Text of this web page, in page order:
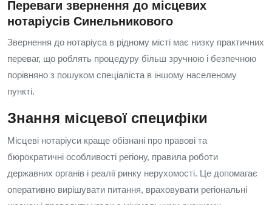
Переваги звернення до місцевих
нотаріусів Синельникового
Звернення до нотаріуса в рідному місті має низку практичних
переваг, що роблять процедуру більш зручною і безпечною
порівняно з пошуком спеціаліста в іншому населеному
пункті.
Знання місцевої специфіки
Місцеві нотаріуси краще обізнані про правові та
бюрократичні особливості регіону, правила роботи
державних органів і реалії ринку нерухомості. Це допомагає
оперативно вирішувати питання, враховувати регіональні